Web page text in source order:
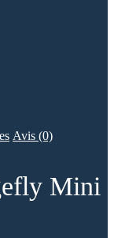
Avis (0)
Mini